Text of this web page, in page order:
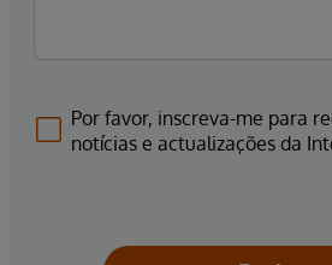
Por favor, inscreva-me para
notícias e actualizações da